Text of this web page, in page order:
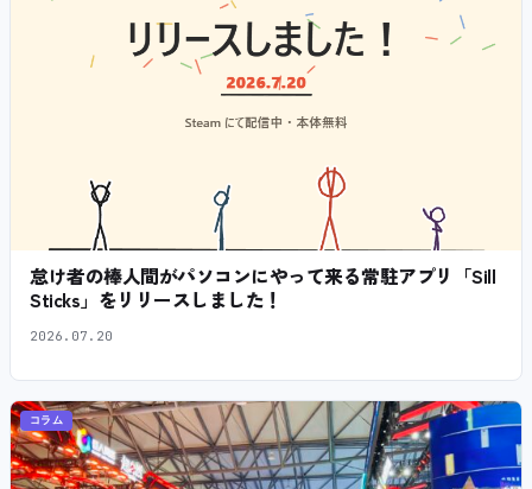
怠け者の棒人間がパソコンにやって来る常駐アプリ「Sill
Sticks」をリリースしました！
2026.07.20
コラム